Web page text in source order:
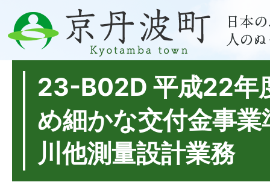
23-B02D 平成22年
め細かな交付金事
川他測量設計業務